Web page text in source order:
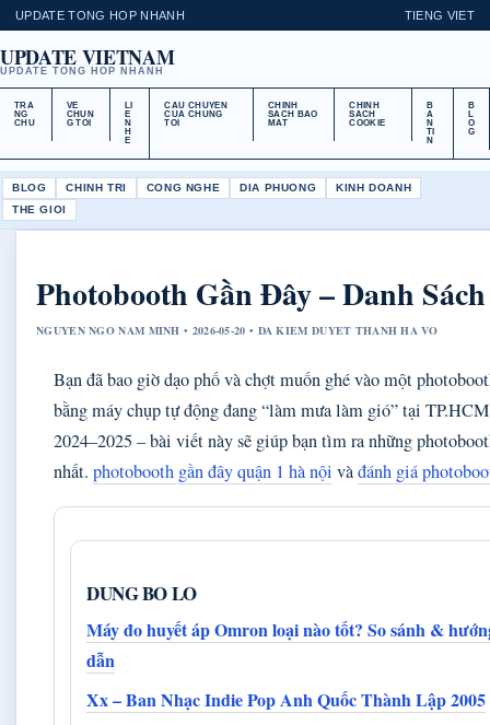
UPDATE TONG HOP NHANH TIENG VIET
UPDATE VIETNAM
UPDATE TONG HOP NHANH
TRA
NG
CHU
VE
CHUN
G TOI
LI
E
N
H
E
CAU CHUYEN
CUA CHUNG
TOI
CHINH
SACH BAO
MAT
CHINH
SACH
COOKIE
B
A
N
TI
N
B
L
O
G
BLOG CHINH TRI CONG NGHE DIA PHUONG
KINH DOANH
THE GIOI
Photobooth Gần Đây – Danh
NGUYEN NGO NAM MINH • 2026-05-20 • DA KIEM DUYET THANH HA VO
Bạn đã bao giờ dạo phố và chợt muốn ghé vào một
bằng máy chụp tự động đang “làm mưa làm gió” tại
2024–2025 – bài viết này sẽ giúp bạn tìm ra những
nhất. photobooth gần đây quận 1 hà nội vàđánh giá
DUNG BO LO
Máy đo huyết áp Omron loại nào tốt? So sánh &
dẫn
Xx – Ban Nhạc Indie Pop Anh Quốc Thành Lập 2005